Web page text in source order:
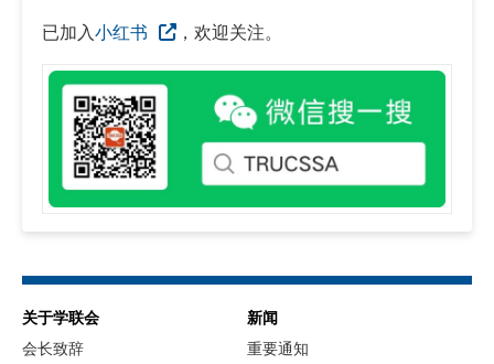
已加入小红书 ，欢迎关注。
关于学联会
会长致辞
新闻
重要通知